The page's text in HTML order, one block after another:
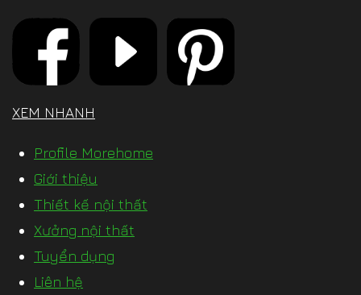
XEM NHANH
Profile Morehome
Giới thiệu
Thiết kế nội thất
Xưởng nội thất
Tuyển dụng
Liên hệ